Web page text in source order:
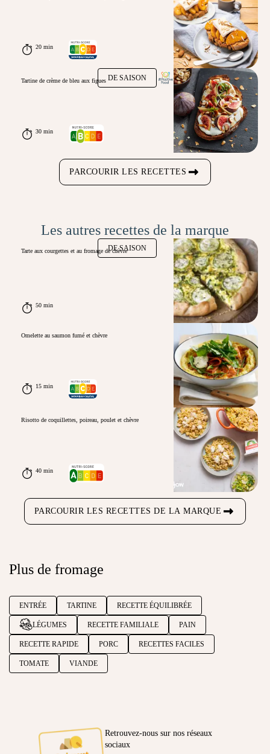
20 min
DE SAISON
Tartine de crème de bleu aux figues
30 min
PARCOURIR LES RECETTES
Les autres recettes de la marque
DE SAISON
Tarte aux courgettes et au fromage de chèvre
50 min
Omelette au saumon fumé et chèvre
15 min
Risotto de coquillettes, poireau, poulet et chèvre
40 min
PARCOURIR LES RECETTES DE LA MARQUE
Plus de fromage
ENTRÉE TARTINE RECETTE ÉQUILIBRÉE
LÉGUMES RECETTE FAMILIALE PAIN
RECETTE RAPIDE PORC RECETTES FACILES
TOMATE VIANDE
Retrouvez-nous sur nos réseaux
sociaux